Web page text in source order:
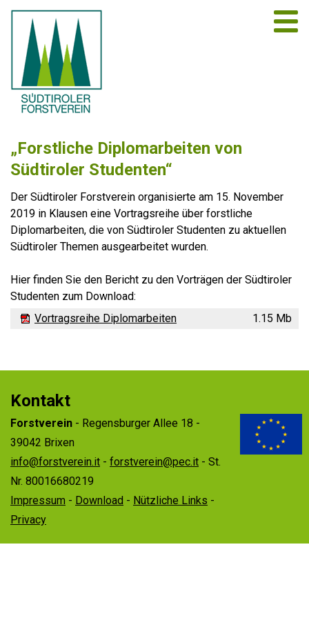
„Forstliche Diplomarbeiten von
Südtiroler Studenten“
Der Südtiroler Forstverein organisierte am 15. November
2019 in Klausen eine Vortragsreihe über forstliche
Diplomarbeiten, die von Südtiroler Studenten zu aktuellen
Südtiroler Themen ausgearbeitet wurden.
Hier finden Sie den Bericht zu den Vorträgen der Südtiroler
Studenten zum Download:
Vortragsreihe Diplomarbeiten
1.15 Mb
Kontakt
Forstverein - Regensburger Allee 18 -
39042 Brixen
info@forstverein.it - forstverein@pec.it - St.
Nr. 80016680219
Impressum - Download - Nützliche Links -
Privacy